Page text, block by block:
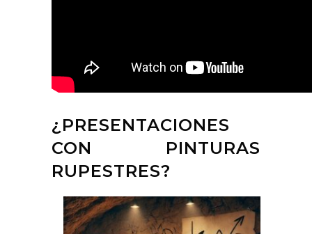
¿PRESENTACIONES
CON PINTURAS
RUPESTRES?